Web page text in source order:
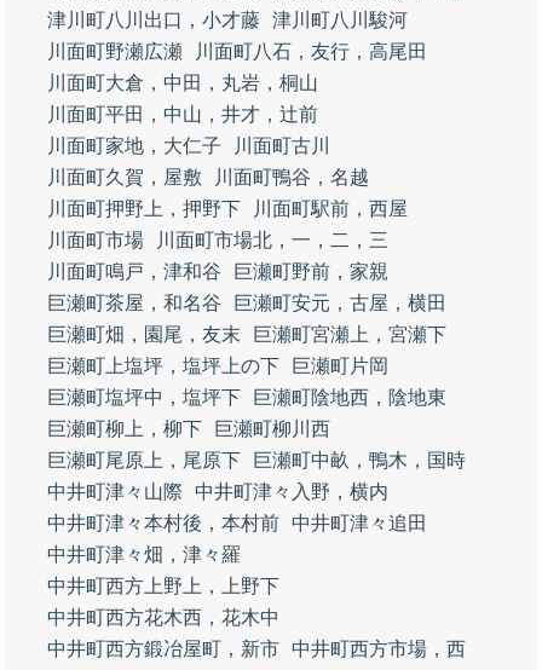
津川町八川出口，小才藤 津川町八川駿河
川面町野瀬広瀬
川面町八石，友行，高尾田
川面町大倉，中田，丸岩，桐山
川面町平田，中山，井才，辻前
川面町家地，大仁子
川面町古川
川面町久賀，屋敷
川面町鴨谷，名越
川面町押野上，押野下
川面町駅前，西屋
川面町市場
川面町市場北，一，二，三
川面町鳴戸，津和谷
巨瀬町野前，家親
巨瀬町茶屋，和名谷
巨瀬町安元，古屋，横田
巨瀬町畑，園尾，友末
巨瀬町宮瀬上，宮瀬下
巨瀬町上塩坪，塩坪上の下
巨瀬町片岡
巨瀬町塩坪中，塩坪下
巨瀬町陰地西，陰地東
巨瀬町柳上，柳下
巨瀬町柳川西
巨瀬町尾原上，尾原下
巨瀬町中畝，鴨木，国時
中井町津々山際
中井町津々入野，横内
中井町津々本村後，本村前
中井町津々追田
中井町津々畑，津々羅
中井町西方上野上，上野下
中井町西方花木西，花木中
中井町西方鍛冶屋町，新市
中井町西方市場，西